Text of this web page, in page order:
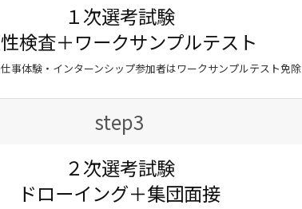
１次選考試験
検査＋ワークサンプルテスト
事体験・インターンシップ参加者はワークサンプルテスト免除
step3
２次選考試験
ドローイング＋集団面接